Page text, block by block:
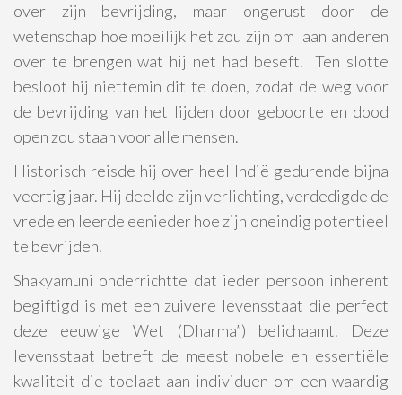
over zijn bevrijding, maar ongerust door de
wetenschap hoe moeilijk het zou zijn om aan anderen
over te brengen wat hij net had beseft. Ten slotte
besloot hij niettemin dit te doen, zodat de weg voor
de bevrijding van het lijden door geboorte en dood
open zou staan voor alle mensen.
Historisch reisde hij over heel Indië gedurende bijna
veertig jaar. Hij deelde zijn verlichting, verdedigde de
vrede en leerde eenieder hoe zijn oneindig potentieel
te bevrijden.
Shakyamuni onderrichtte dat ieder persoon inherent
begiftigd is met een zuivere levensstaat die perfect
deze eeuwige Wet (Dharma”) belichaamt. Deze
levensstaat betreft de meest nobele en essentiële
kwaliteit die toelaat aan individuen om een waardig